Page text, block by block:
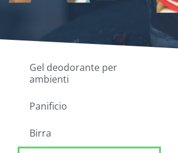
Gel deodorante per
ambienti
Panificio
Birra